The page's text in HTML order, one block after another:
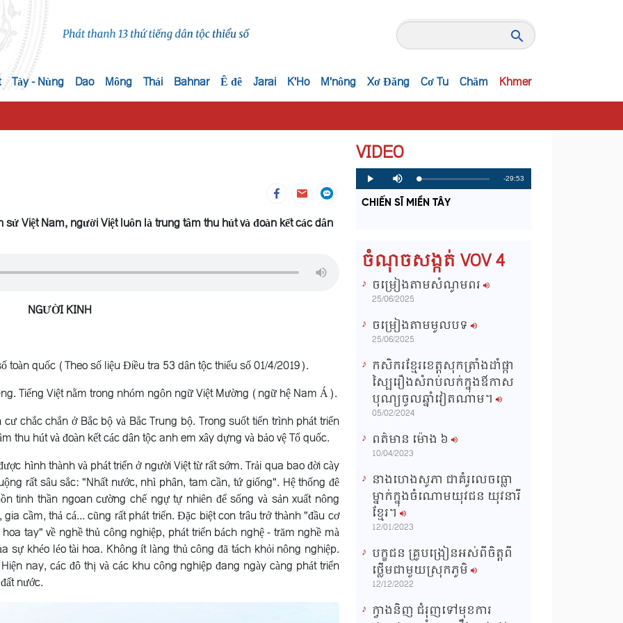
Tày - Nùng Dao Mông Thái Bahnar Ê đê Jarai K'Ho M'nông Xơ Đăng Cơ Tu Chăm Khmer
Việt Nam, người Việt luôn là trung tâm thu hút và đoàn kết các dân
NGƯỜI KINH
toàn quốc (Theo số liệu Điều tra 53 dân tộc thiểu số 01/4/2019).
Tiếng Việt nằm trong nhóm ngôn ngữ Việt Mường (ngữ hệ Nam Á).
chắc chắn ở Bắc bộ và Bắc Trung bộ. Trong suốt tiến trình phát triển
thu hút và đoàn kết các dân tộc anh em xây dựng và bảo vệ Tổ quốc.
hình thành và phát triển ở người Việt từ rất sớm. Trải qua bao đời cày
rất sâu sắc: "Nhất nước, nhì phân, tam cần, tứ giống". Hệ thống đê
tinh thần ngoan cường chế ngự tự nhiên để sống và sản xuất nông
cầm, thả cá... cũng rất phát triển. Ðặc biệt con trâu trở thành "đầu cơ
tay" về nghề thủ công nghiệp, phát triển bách nghệ - trăm nghề mà
sự khéo léo tài hoa. Không ít làng thủ công đã tách khỏi nông nghiệp.
nay, các đô thị và các khu công nghiệp đang ngày càng phát triển
nước.
VIDEO
P
l
y
M
u
e
L
o
a
d
P
r
o
g
R
i
T
i
-29:53
CHIẾN SĨ MIỀN TÂY
ចំណុចសង្កត់ VOV 4
ចម្រៀងតាមសំណូមពរ
25/06/2025
ចម្រៀងតាមមូលបទ
25/06/2025
កសិករខ្មែរខេត្តសុកត្រាំងដាំផ្កា
ស្បៃរឿងសំរាប់លក់ក្នុងឳកាស
បុណ្យចូលឆ្នាំវៀតណាម។
05/02/2024
ពត៌មាន ម៉ោង​ ៦
10/04/2023
នាងហេងសូភា ជាគំរូលេចធ្លោ
ម្នាក់ក្នុងចំណោមយុវជន យុវនារី
ខ្មែរ។
12/01/2023
បក្ខជន គ្រូបង្រៀនអស់ពីចិត្តពី
ថ្លើមជាមួយស្រុកភូមិ
12/12/2022
ក្វាងនិញ ជំរុញទៅមុខការ